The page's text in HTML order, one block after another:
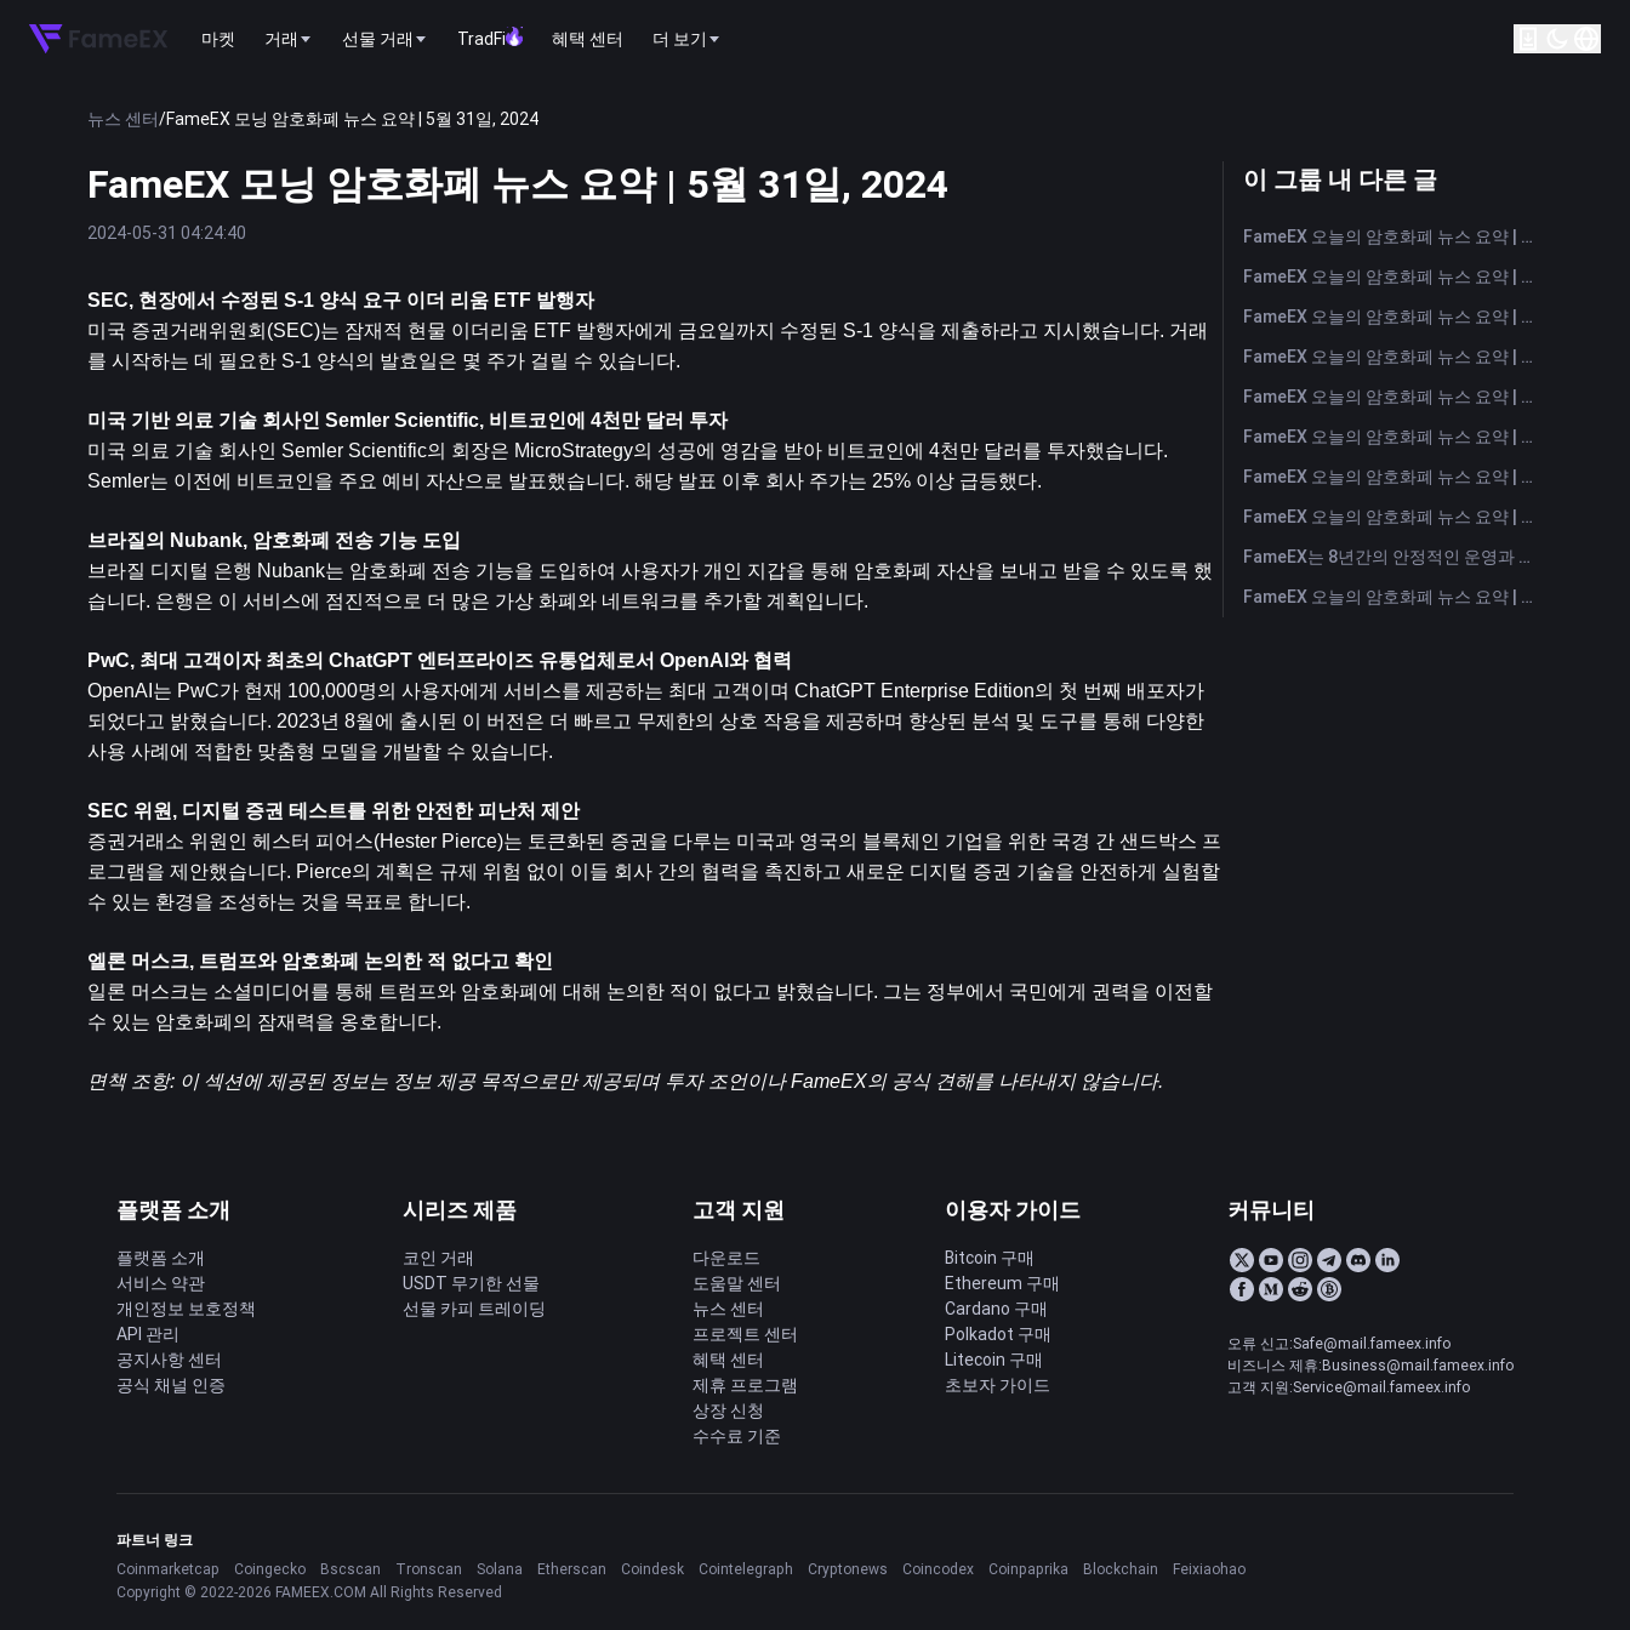
마켓 거래 선물 거래 TradFi 혜택 센터 더 보기
뉴스 센터/FameEX 모닝 암호화폐 뉴스 요약 | 5월 31일, 2024
FameEX 모닝 암호화폐 뉴스 요약 | 5월 31일, 2024
2024-05-31 04:24:40
SEC, 현장에서 수정된 S-1 양식 요구 이더 리움 ETF 발행자
미국 증권거래위원회(SEC)는 잠재적 현물 이더리움 ETF 발행자에게 금요일까지 수정된 S-1 양식을 제출하라고 지시했습니다. 거래
를 시작하는 데 필요한 S-1 양식의 발효일은 몇 주가 걸릴 수 있습니다.
미국 기반 의료 기술 회사인 Semler Scientific, 비트코인에 4천만 달러 투자
미국 의료 기술 회사인 Semler Scientific의 회장은 MicroStrategy의 성공에 영감을 받아 비트코인에 4천만 달러를 투자했습니다.
Semler는 이전에 비트코인을 주요 예비 자산으로 발표했습니다. 해당 발표 이후 회사 주가는 25% 이상 급등했다.
브라질의 Nubank, 암호화폐 전송 기능 도입
브라질 디지털 은행 Nubank는 암호화폐 전송 기능을 도입하여 사용자가 개인 지갑을 통해 암호화폐 자산을 보내고 받을 수 있도록 했
습니다. 은행은 이 서비스에 점진적으로 더 많은 가상 화폐와 네트워크를 추가할 계획입니다.
PwC, 최대 고객이자 최초의 ChatGPT 엔터프라이즈 유통업체로서 OpenAI와 협력
OpenAI는 PwC가 현재 100,000명의 사용자에게 서비스를 제공하는 최대 고객이며 ChatGPT Enterprise Edition의 첫 번째 배포자가
되었다고 밝혔습니다. 2023년 8월에 출시된 이 버전은 더 빠르고 무제한의 상호 작용을 제공하며 향상된 분석 및 도구를 통해 다양한
사용 사례에 적합한 맞춤형 모델을 개발할 수 있습니다.
SEC 위원, 디지털 증권 테스트를 위한 안전한 피난처 제안
증권거래소 위원인 헤스터 피어스(Hester Pierce)는 토큰화된 증권을 다루는 미국과 영국의 블록체인 기업을 위한 국경 간 샌드박스 프
로그램을 제안했습니다. Pierce의 계획은 규제 위험 없이 이들 회사 간의 협력을 촉진하고 새로운 디지털 증권 기술을 안전하게 실험할
수 있는 환경을 조성하는 것을 목표로 합니다.
엘론 머스크, 트럼프와 암호화폐 논의한 적 없다고 확인
일론 머스크는 소셜미디어를 통해 트럼프와 암호화폐에 대해 논의한 적이 없다고 밝혔습니다. 그는 정부에서 국민에게 권력을 이전할
수 있는 암호화폐의 잠재력을 옹호합니다.
면책 조항: 이 섹션에 제공된 정보는 정보 제공 목적으로만 제공되며 투자 조언이나 FameEX의 공식 견해를 나타내지 않습니다.
이 그룹 내 다른 글
FameEX 오늘의 암호화폐 뉴스 요약 | 2026년 8월 7일
FameEX 오늘의 암호화폐 뉴스 요약 | 2026년 8월 6일
FameEX 오늘의 암호화폐 뉴스 요약 | 2026년 8월 5일
FameEX 오늘의 암호화폐 뉴스 요약 | 2026년 8월 4일
FameEX 오늘의 암호화폐 뉴스 요약 | 2026년 8월 3일
FameEX 오늘의 암호화폐 뉴스 요약 | 2026년 7월 31일
FameEX 오늘의 암호화폐 뉴스 요약 | 2026년 7월 30일
FameEX 오늘의 암호화폐 뉴스 요약 | 2026년 7월 29일
FameEX는 8년간의 안정적인 운영과 글로벌 성장을 통해 사용자 신뢰를 더욱 강화했습니다
FameEX 오늘의 암호화폐 뉴스 요약 | 2026년 7월 28일
플랫폼 소개
플랫폼 소개
서비스 약관
개인정보 보호정책
API 관리
공지사항 센터
공식 채널 인증
시리즈 제품
코인 거래
USDT 무기한 선물
선물 카피 트레이딩
고객 지원
다운로드
도움말 센터
뉴스 센터
프로젝트 센터
혜택 센터
제휴 프로그램
상장 신청
수수료 기준
이용자 가이드
Bitcoin 구매
Ethereum 구매
Cardano 구매
Polkadot 구매
Litecoin 구매
초보자 가이드
커뮤니티
오류 신고:Safe@mail.fameex.info
비즈니스 제휴:Business@mail.fameex.info
고객 지원:Service@mail.fameex.info
파트너 링크
Coinmarketcap
Coingecko Bscscan Tronscan Solana Etherscan Coindesk Cointelegraph Cryptonews Coincodex Coinpaprika Blockchain
Feixiaohao
Copyright © 2022-2026 FAMEEX.COM All Rights Reserved